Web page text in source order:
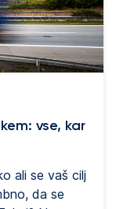
vse, kar
ali se vaš cilj
da se